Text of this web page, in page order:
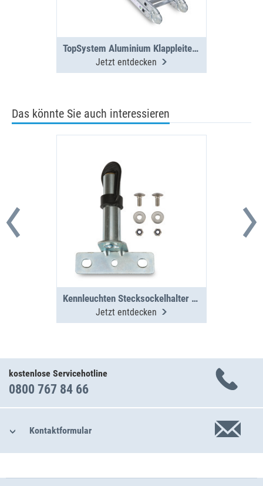
TopSystem Aluminium Klappleiter 3000 mm
Jetzt entdecken
Das könnte Sie auch interessieren
Kennleuchten Stecksockelhalter für Wange
Jetzt entdecken
kostenlose Servicehotline
0800 767 84 66
Kontaktformular